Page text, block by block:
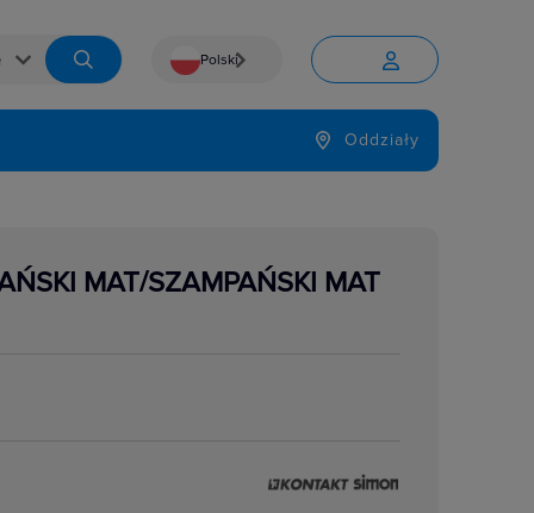
 Polski
Język

Oddziały
MAT/SZAMPAŃSKI MAT